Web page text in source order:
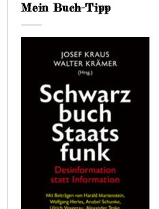
Mein Buch-Tipp